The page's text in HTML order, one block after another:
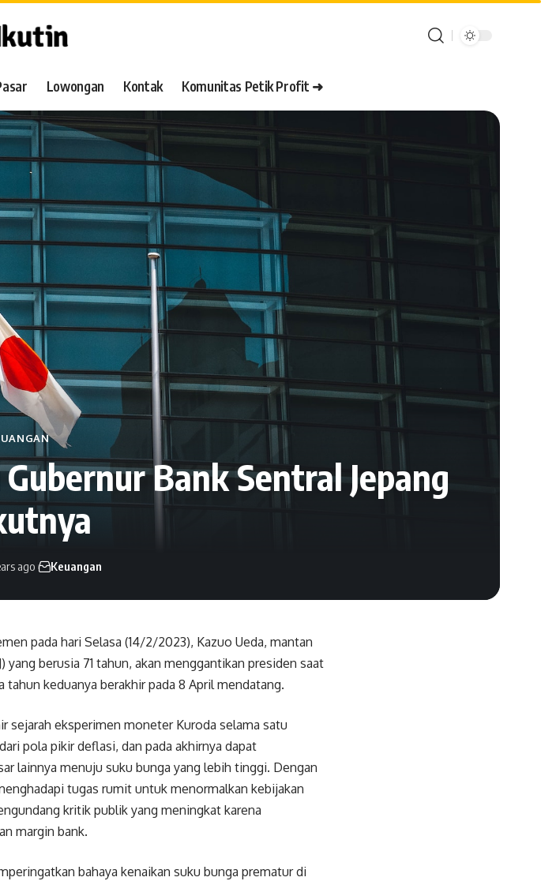
Lowongan Kontak Komunitas Petik Profit ➜
Bank Sentral Jepang
ago Keuangan
pada hari Selasa (14/2/2023), Kazuo Ueda, mantan
yang berusia 71 tahun, akan menggantikan presiden saat
keduanya berakhir pada 8 April mendatang.
sejarah eksperimen moneter Kuroda selama satu
pola pikir deflasi, dan pada akhirnya dapat
lainnya menuju suku bunga yang lebih tinggi. Dengan
tugas rumit untuk menormalkan kebijakan
kritik publik yang meningkat karena
margin bank.
bahaya kenaikan suku bunga prematur di